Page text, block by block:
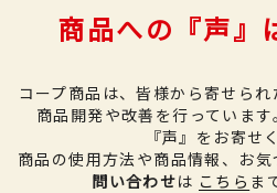
商品への『声』
コープ商品は、皆様から寄せら
商品開発や改善を行っています。
『声』をお寄せ
商品の使用方法や商品情報、お
問い合わせは こちら ま